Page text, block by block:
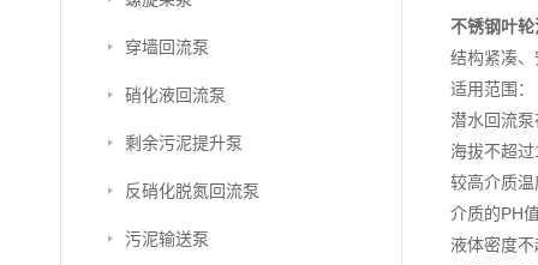
穿墙回流泵
硝化液回流泵
剩余污泥提升泵
反硝化脱氮回流泵
污泥输送泵
不锈钢叶
结构紧凑
适用范围：
潜水回流
海拔不超
较高介质
介质的PH
液体密度